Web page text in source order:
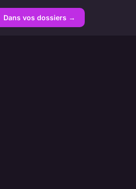
Dans vos dossiers →